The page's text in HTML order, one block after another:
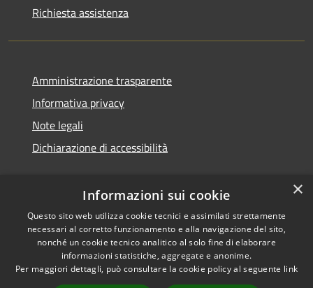
Richiesta assistenza
Amministrazione trasparente
Informativa privacy
Note legali
Dichiarazione di accessibilità
RSS
Accessibilità
Copyright © 2026 • Comune di
×
Informazioni sui cookie
Questo sito web utilizza cookie tecnici e assimilati strettamente
necessari al corretto funzionamento e alla navigazione del sito,
nonché un cookie tecnico analitico al solo fine di elaborare
informazioni statistiche, aggregate e anonime.
Per maggiori dettagli, può consultare la cookie policy al seguente link